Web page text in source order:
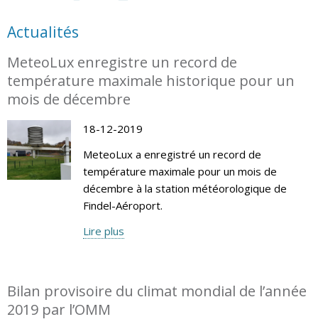
Actualités
MeteoLux enregistre un record de
température maximale historique pour un
mois de décembre
18-12-2019
MeteoLux a enregistré un record de
température maximale pour un mois de
décembre à la station météorologique de
Findel-Aéroport.
Lire plus
Bilan provisoire du climat mondial de l’année
2019 par l’OMM